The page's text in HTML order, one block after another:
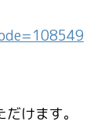
けます。